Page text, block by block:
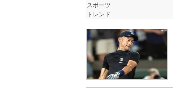
スポーツ
トレンド